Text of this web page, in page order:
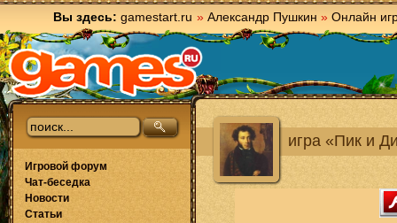
Вы здесь: gamestart.ru » Александр Пушкин » Онлайн
игра «Пик и
Игровой форум
Чат-беседка
Новости
Статьи